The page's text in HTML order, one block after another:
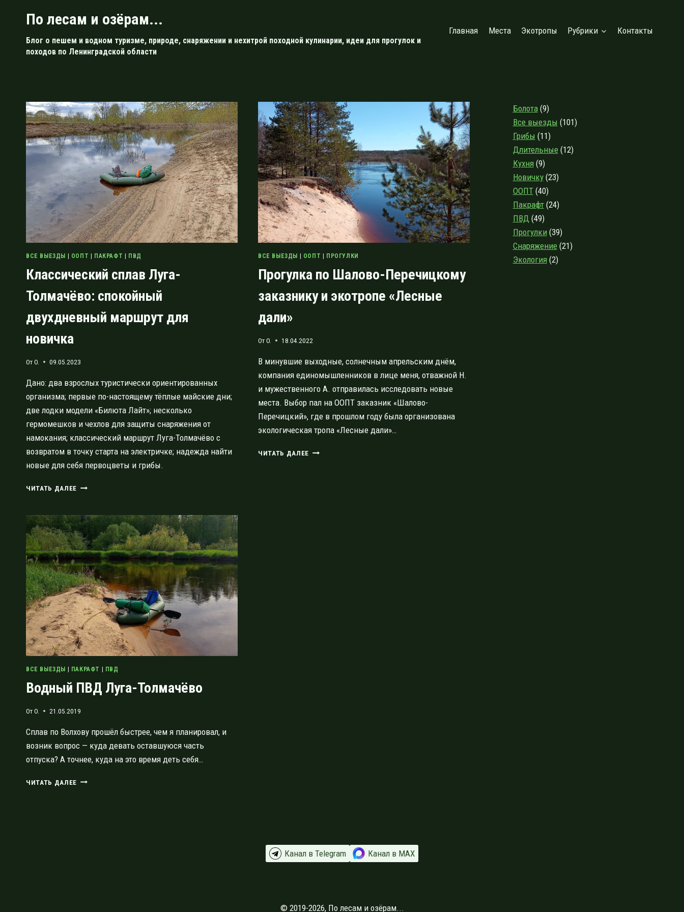
По лесам и озёрам...
Блог о пешем и водном туризме, природе, снаряжении и нехитрой походной кулинарии, идеи для прогулок и
походов по Ленинградской области
Главная Места Экотропы Рубрики Контакты
ВСЕ ВЫЕЗДЫ ООПТ ПАКРАФТ ПВД
Классический сплав Луга-
Толмачёво: спокойный
двухдневный маршрут для
новичка
ОтO. 09.05.2023
Дано: два взрослых туристически ориентированных
организма; первые по-настоящему тёплые майские дни;
две лодки модели «Билюта Лайт»; несколько
гермомешков и чехлов для защиты снаряжения от
намокания; классический маршрут Луга-Толмачёво с
возвратом в точку старта на электричке; надежда найти
новые для себя первоцветы и грибы.
ЧИТАТЬ ДАЛЕЕ КЛАССИЧЕСКИЙ
ТОЛМАЧЁВО:
СПОКОЙНЫЙ
ДВУХДНЕВНЫЙ
МАРШРУТ
ДЛЯ
НОВИЧКА
ВСЕ ВЫЕЗДЫ ООПТ ПРОГУЛКИ
Прогулка по Шалово-Перечицкому
заказнику и экотропе «Лесные
дали»
ОтO. 18.04.2022
В минувшие выходные, солнечным апрельским днём,
компания единомышленников в лице меня, отважной Н.
и мужественного А. отправилась исследовать новые
места. Выбор пал на ООПТ заказник «Шалово-
Перечицкий», где в прошлом году была организована
экологическая тропа «Лесные дали»…
ЧИТАТЬ ДАЛЕЕ ПРОГУЛКА
ВСЕ ВЫЕЗДЫ ПАКРАФТ ПВД
Водный ПВД Луга-Толмачёво
ОтO. 21.05.2019
Сплав по Волхову прошёл быстрее, чем я планировал, и
возник вопрос — куда девать оставшуюся часть
отпуска? А точнее, куда на это время деть себя…
ЧИТАТЬ ДАЛЕЕ ВОДНЫЙ
Болота(9)
Все выезды (101)
Грибы (11)
Длительные(12)
Кухня(9)
Новичку(23)
ООПТ(40)
Пакрафт(24)
ПВД(49)
Прогулки(39)
Снаряжение(21)
Экология(2)
Канал в Telegram Канал в МАХ
© 2019-2026, По лесам и озёрам...